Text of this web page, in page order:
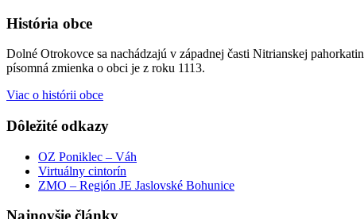
História obce
Dolné Otrokovce sa nachádzajú v západnej časti Nitrianskej
písomná zmienka o obci je z roku 1113.
Viac o histórii obce
Dôležité odkazy
OZ Poniklec – Váh
Virtuálny cintorín
ZMO – Región JE Jaslovské Bohunice